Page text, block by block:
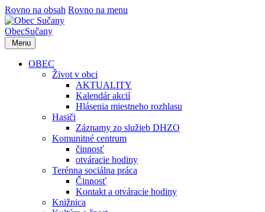
Rovno na obsah Rovno na menu
ObecSučany
Menu
OBEC
Život v obci
AKTUALITY
Kalendár akcií
Hlásenia miestneho rozhlasu
Hasiči
Záznamy zo služieb DHZO
Komunitné centrum
činnosť
otváracie hodiny
Terénna sociálna práca
Činnosť
Kontakt a otváracie hodiny
Knižnica